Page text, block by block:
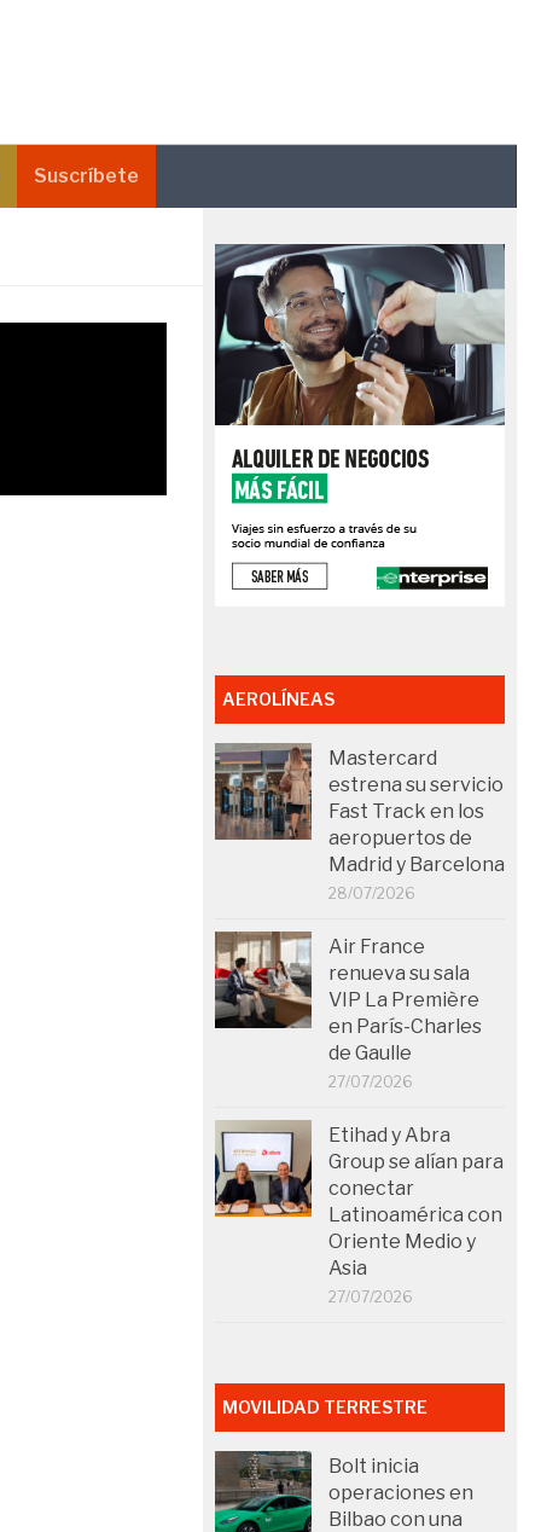
Suscríbete
AEROLÍNEAS
Mastercard
estrena su servicio
Fast Track en los
aeropuertos de
Madrid y Barcelona
28/07/2026
Air France
renueva su sala
VIP La Première
en París-Charles
de Gaulle
27/07/2026
Etihad y Abra
Group se alían para
conectar
Latinoamérica con
Oriente Medio y
Asia
27/07/2026
MOVILIDAD TERRESTRE
Bolt inicia
operaciones en
Bilbao con una